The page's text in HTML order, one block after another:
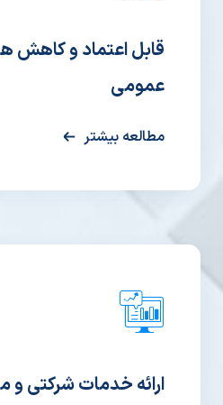
قابل اعتماد و کاهش
عمومی
مطالعه بیشتر
ارائه خدمات شرکتی و